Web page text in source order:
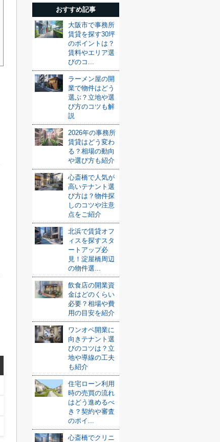
おすすめ記事
大阪市で事務所
賃貸を探す30坪
のポイントは？
賃料やエリア選
びのコ...
ラーメン屋の開
業で物件はどう
選ぶ？立地や選
び方のコツも解
説
2026年の事務所
賃貸はどう変わ
る？相場の動向
や選び方も紹介
心斎橋で人気が
高いテナント選
び方は？物件探
しのコツや注意
点をご紹介
北浜で賃貸オフ
ィスを探すスタ
ートアップ必
見！淀屋橋周辺
の物件選...
飲食店の開業資
金はどのくらい
必要？相場や費
用の目安を紹介
ワンオペ開業に
向きテナント選
びのコツは？立
地や導線の工夫
も紹介
住宅ローン利用
時の売買の流れ
はどう進めるべ
き？契約や審査
のポイ...
心斎橋でクリニ